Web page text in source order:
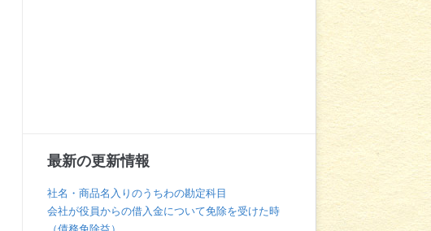
最新の更新情報
社名・商品名入りのうちわの勘定科目
会社が役員からの借入金について免除を受けた時